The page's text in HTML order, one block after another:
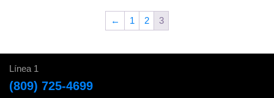
← 1 2 3
Línea 1
(809) 725-4699